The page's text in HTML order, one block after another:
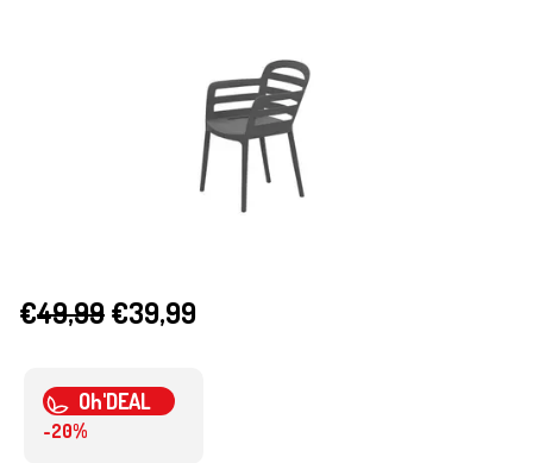
€49,99€39,99
Oh'DEAL
-20%